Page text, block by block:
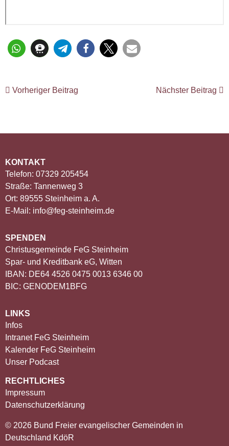
Vorheriger Beitrag Nächster Beitrag
KONTAKT
Telefon: 07329 205454
Straße: Tannenweg 3
Ort: 89555 Steinheim a. A.
E-Mail: info@feg-steinheim.de
SPENDEN
Christusgemeinde FeG Steinheim
Spar- und Kreditbank eG, Witten
IBAN: DE64 4526 0475 0013 6346 00
BIC: GENODEM1BFG
LINKS
Infos
Intranet FeG Steinheim
Kalender FeG Steinheim
Unser Podcast
RECHTLICHES
Impressum
Datenschutzerklärung
© 2026 Bund Freier evangelischer Gemeinden in
Deutschland KdöR